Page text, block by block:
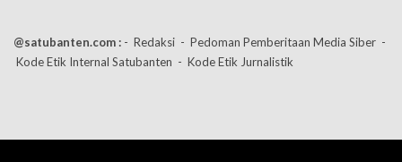
@satubanten.com : - Redaksi - Pedoman Pemberitaan Media Siber -
Kode Etik Internal Satubanten - Kode Etik Jurnalistik